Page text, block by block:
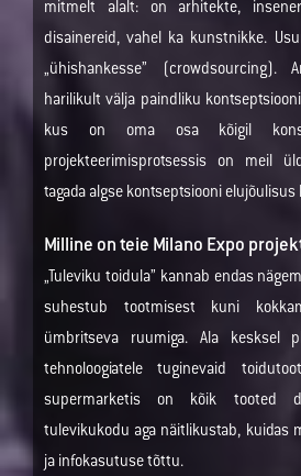
mitmelt alalt: on arhitekte,
disainereid, vahel ka kunstnikke.
„ühishankesse” (crowdsourcing).
harilikult välja paindliku
kus on oma osa kõigil
projekteerimisprotsessis on meil
tagada algse kontseptsiooni elujõulisus
Milline on teie Milano Expo
„Tuleviku toidula” kannab endas
suhestub tootmisest kuni
ümbritseva ruumiga. Ala kesksel
tehnoloogiatele tuginevaid
supermarketis on kõik tooted
tulevikukodu aga näitlikustab, kuidas
ja infokasutuse tõttu.